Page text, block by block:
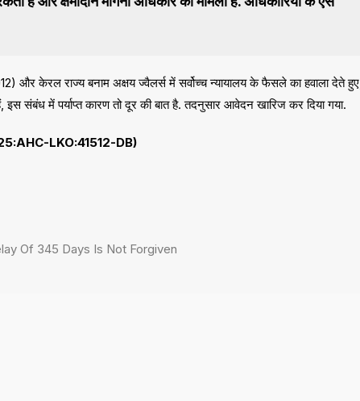
और केरल राज्य बनाम अक्षय ज्वैलर्स में सर्वोच्च न्यायालय के फैसले का हवाला देते हुए,
इस संबंध में पर्याप्त कारण तो दूर की बात है. तदनुसार आवेदन खारिज कर दिया गया.
LKO:41512-DB)
Of 345 Days Is Not Forgiven